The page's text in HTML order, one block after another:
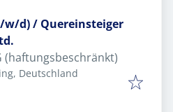
w/d) / Quereinsteiger
(haftungsbeschränkt)
Deutschland